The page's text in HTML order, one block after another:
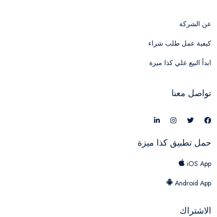
عن الشركة
كيفية عمل طلب شراء
ابدأ البيع علي كذا ميزة
تواصل معنا
حمل تطبيق كذا ميزة
iOS App
Android App
الاشتراك